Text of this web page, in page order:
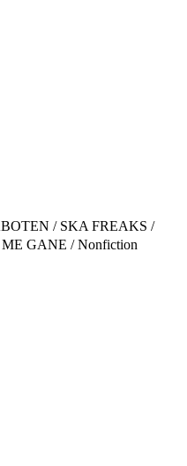
/ SKA FREAKS /
GANE / Nonfiction